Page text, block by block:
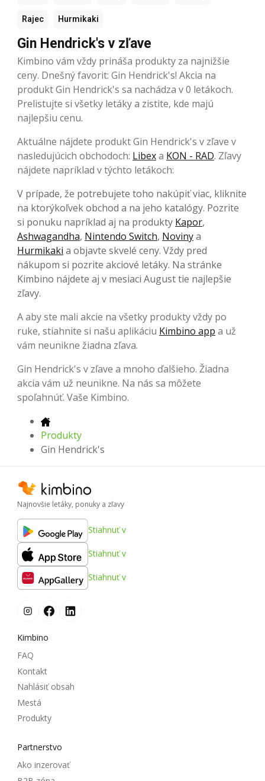
Rajec Hurmikaki
Gin Hendrick's v zľave
Kimbino vám vždy prináša produkty za najnižšie
ceny. Dnešný favorit: Gin Hendrick's! Akcia na
produkt Gin Hendrick's sa nachádza v 0 letákoch.
Prelistujte si všetky letáky a zistite, kde majú
najlepšiu cenu.
Aktuálne nájdete produkt Gin Hendrick's v zľave v
nasledujúcich obchodoch: Libexa KON - RAD. Zľavy
nájdete napríklad v týchto letákoch:
V prípade, že potrebujete toho nakúpiť viac, kliknite
na ktorýkoľvek obchod a na jeho katalógy. Pozrite
si ponuku napríklad aj na produkty Kapor,
Ashwagandha, Nintendo Switch, Novinya
Hurmikaki a objavte skvelé ceny. Vždy pred
nákupom si pozrite akciové letáky. Na stránke
Kimbino nájdete aj v mesiaci August tie najlepšie
zľavy.
A aby ste mali akcie na všetky produkty vždy po
ruke, stiahnite si našu aplikáciu Kimbino app a už
vám neunikne žiadna zľava.
Gin Hendrick's v zľave a mnoho ďalšieho. Žiadna
akcia vám už neunikne. Na nás sa môžete
spoľahnúť. Vaše Kimbino.
Produkty
Gin Hendrick's
Najnovšie letáky, ponuky a zľavy
Stiahnuť v
Stiahnuť v
Stiahnuť v
Kimbino
FAQ
Kontakt
Nahlásiť obsah
Mestá
Produkty
Partnerstvo
Ako inzerovať